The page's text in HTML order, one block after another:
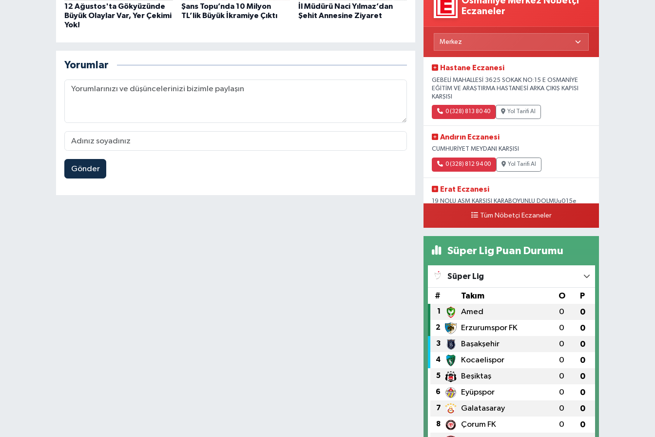
12 Ağustos'ta Gökyüzünde
Büyük Olaylar Var, Yer Çekimi
Yok!
Şans Topu’nda 10 Milyon
TL’lik Büyük İkramiye Çıktı
İl Müdürü Naci Yılmaz’dan
Şehit Annesine Ziyaret
Yorumlar
Gönder
Eczaneler
Hastane Eczanesi
GEBELİ MAHALLESİ 3625 SOKAK NO:15 E OSMANİYE
EĞİTİM VE ARAŞTIRMA HASTANESİ ARKA ÇIKIŞ KAPISI
KARŞISI
0 (328) 813 80 40 Yol Tarifi Al
Andırın Eczanesi
CUMHURİYET MEYDANI KARŞISI
0 (328) 812 94 00 Yol Tarifi Al
Erat Eczanesi
19 NOLU ASM KARSISI KARABOYUNLU DOLMUu015e
Tüm Nöbetçi Eczaneler
Süper Lig Puan Durumu
Süper Lig
# Takım O P
1 Amed 0 0
2 Erzurumspor FK 0 0
3 Başakşehir 0 0
4 Kocaelispor 0 0
5 Beşiktaş 0 0
6 Eyüpspor 0 0
7 Galatasaray 0 0
8 Çorum FK 0 0